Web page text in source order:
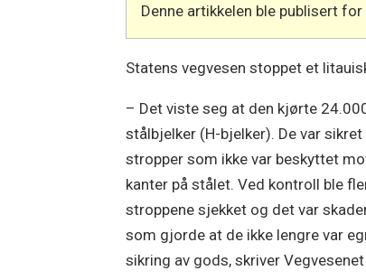
Denne artikkelen ble publisert
Statens vegvesen stoppet et
– Det viste seg at den kjørte
stålbjelker (H-bjelker). De var sikret
stropper som ikke var beskyttet
kanter på stålet. Ved kontroll ble
stroppene sjekket og det var
som gjorde at de ikke lengre var
sikring av gods, skriver Vegvesenet